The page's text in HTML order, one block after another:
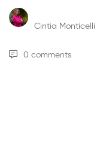
Cintia Monticelli
0 comments